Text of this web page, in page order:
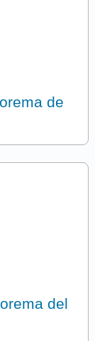
de
del